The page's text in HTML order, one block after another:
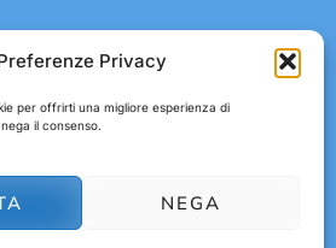
Privacy
per offrirti una migliore esperienza di
il consenso.
NEGA